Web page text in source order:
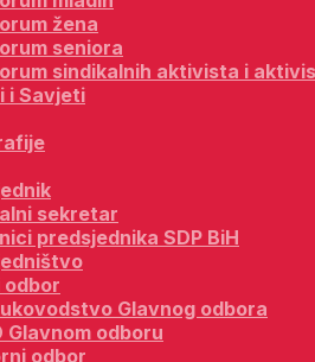
žena
seniora
sindikalnih aktivista i
i Savjeti
sekretar
predsjednika SDP BiH
odbor
Glavnog odbora
Glavnom odboru
odbor